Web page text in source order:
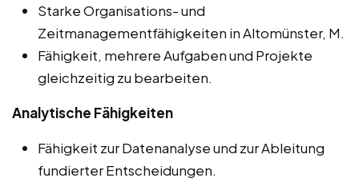
Starke Organisations- und
Zeitmanagementfähigkeiten in Altomünster, M.
Fähigkeit, mehrere Aufgaben und Projekte
gleichzeitig zu bearbeiten.
Analytische Fähigkeiten
Fähigkeit zur Datenanalyse und zur Ableitung
fundierter Entscheidungen.